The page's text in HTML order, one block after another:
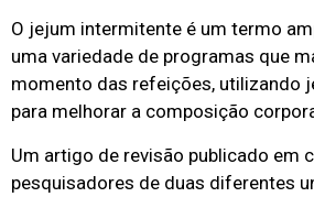
O jejum intermitente é um termo
uma variedade de programas que
momento das refeições, utilizando
para melhorar a composição
Um artigo de revisão publicado em
pesquisadores de duas diferentes